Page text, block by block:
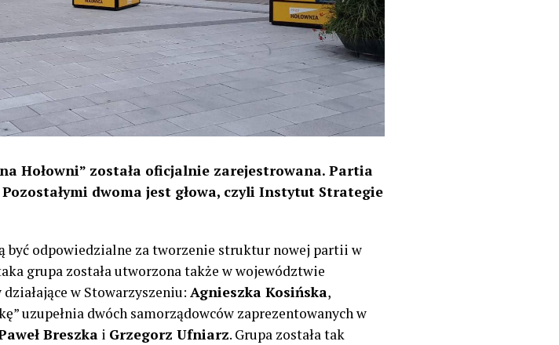
Hołowni” została oficjalnie zarejestrowana. Partia
dwoma jest głowa, czyli Instytut Strategie
być odpowiedzialne za tworzenie struktur nowej partii w
grupa została utworzona także w województwie
w Stowarzyszeniu: Agnieszka Kosińska,
uzupełnia dwóch samorządowców zaprezentowanych w
Breszka i Grzegorz Ufniarz. Grupa została tak